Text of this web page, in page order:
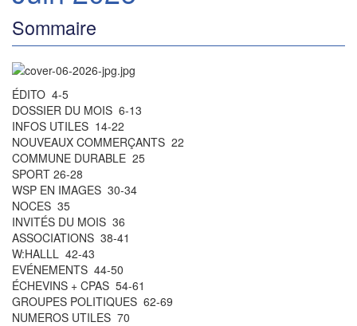
Sommaire
ÉDITO 4-5
DOSSIER DU MOIS 6-13
INFOS UTILES 14-22
NOUVEAUX COMMERÇANTS 22
COMMUNE DURABLE 25
SPORT 26-28
WSP EN IMAGES 30-34
NOCES 35
INVITÉS DU MOIS 36
ASSOCIATIONS 38-41
W:HALLL 42-43
EVÉNEMENTS 44-50
ÉCHEVINS + CPAS 54-61
GROUPES POLITIQUES 62-69
NUMEROS UTILES 70